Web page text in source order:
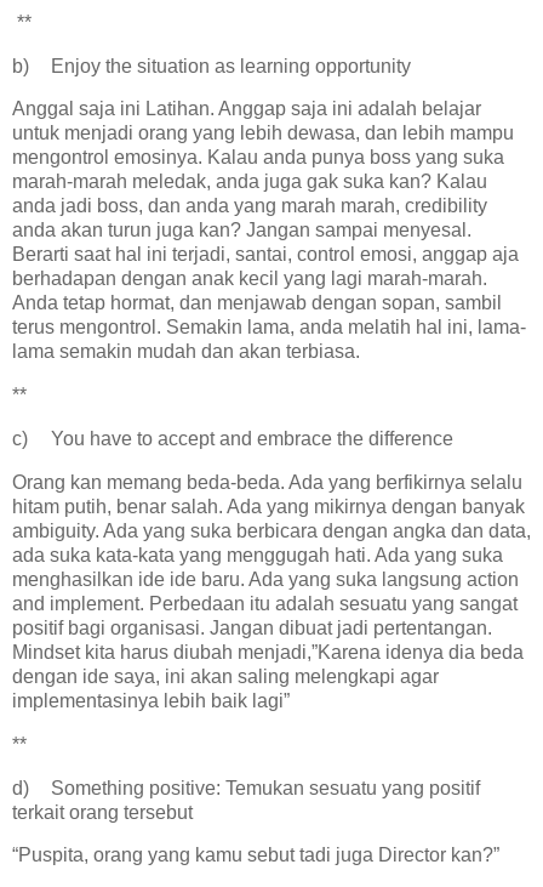
**
b) Enjoy the situation as learning opportunity
Anggal saja ini Latihan. Anggap saja ini adalah belajar
untuk menjadi orang yang lebih dewasa, dan lebih mampu
mengontrol emosinya. Kalau anda punya boss yang suka
marah-marah meledak, anda juga gak suka kan? Kalau
anda jadi boss, dan anda yang marah marah, credibility
anda akan turun juga kan? Jangan sampai menyesal.
Berarti saat hal ini terjadi, santai, control emosi, anggap aja
berhadapan dengan anak kecil yang lagi marah-marah.
Anda tetap hormat, dan menjawab dengan sopan, sambil
terus mengontrol. Semakin lama, anda melatih hal ini, lama-
lama semakin mudah dan akan terbiasa.
**
c) You have to accept and embrace the difference
Orang kan memang beda-beda. Ada yang berfikirnya selalu
hitam putih, benar salah. Ada yang mikirnya dengan banyak
ambiguity. Ada yang suka berbicara dengan angka dan data,
ada suka kata-kata yang menggugah hati. Ada yang suka
menghasilkan ide ide baru. Ada yang suka langsung action
and implement. Perbedaan itu adalah sesuatu yang sangat
positif bagi organisasi. Jangan dibuat jadi pertentangan.
Mindset kita harus diubah menjadi,”Karena idenya dia beda
dengan ide saya, ini akan saling melengkapi agar
implementasinya lebih baik lagi”
**
d)
Something positive: Temukan sesuatu yang positif
terkait orang tersebut
“Puspita, orang yang kamu sebut tadi juga Director kan?”